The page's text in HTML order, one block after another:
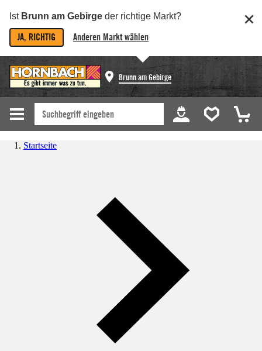
Ist Brunn am Gebirge der richtige Markt?
JA, RICHTIG Anderen Markt wählen
Brunn am Gebirge
Startseite